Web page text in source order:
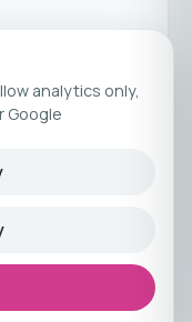
analytics only,
Google